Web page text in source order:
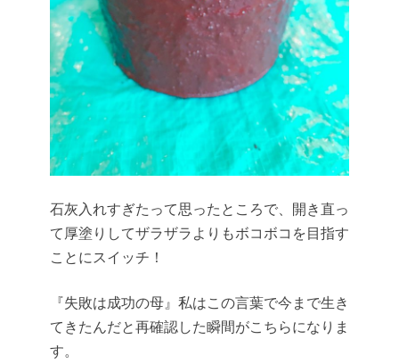
石灰入れすぎたって思ったところで、開き直っ
て厚塗りしてザラザラよりもボコボコを目指す
ことにスイッチ！
『失敗は成功の母』私はこの言葉で今まで生き
てきたんだと再確認した瞬間がこちらになりま
す。